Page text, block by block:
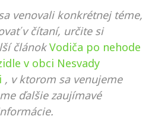
venovali konkrétnej téme,
v čítaní, určite si
článok Vodiča po nehode
v obci Nesvady
, v ktorom sa venujeme
ďalšie zaujímavé